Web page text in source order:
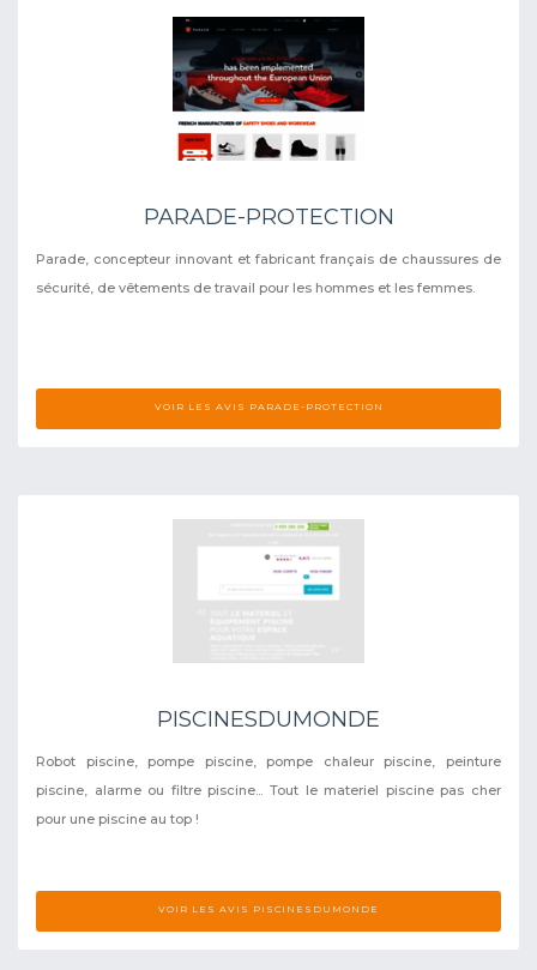
PARADE-PROTECTION
Parade, concepteur innovant et fabricant français de chaussures de
sécurité, de vêtements de travail pour les hommes et les femmes.
VOIR LES AVIS PARADE-PROTECTION
PISCINESDUMONDE
Robot piscine, pompe piscine, pompe chaleur piscine, peinture
piscine, alarme ou filtre piscine... Tout le materiel piscine pas cher
pour une piscine au top !
VOIR LES AVIS PISCINESDUMONDE